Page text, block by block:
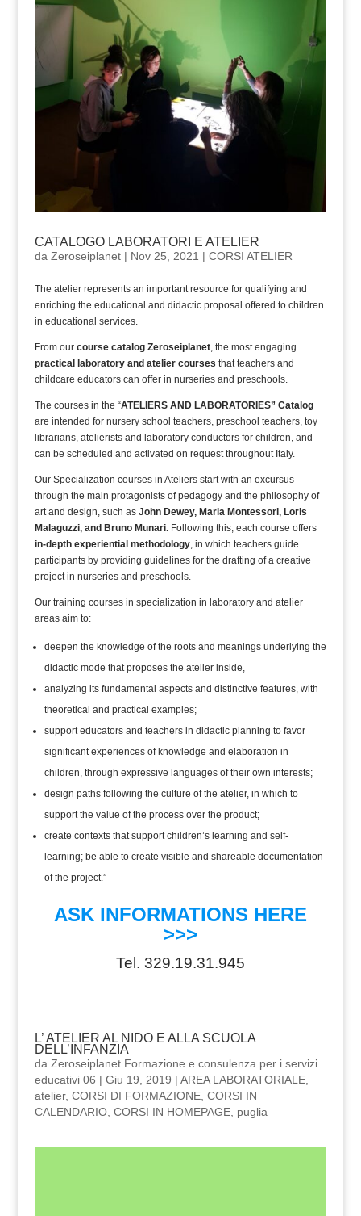
CATALOGO LABORATORI E ATELIER
da Zeroseiplanet| Nov 25, 2021 | CORSI ATELIER
The atelier represents an important resource for qualifying and
enriching the educational and didactic proposal offered to children
in educational services.
From ourcourse catalog Zeroseiplanet, the most engaging
practical laboratory and atelier courses that teachers and
childcare educators can offer in nurseries and preschools.
The courses in the “ATELIERS AND LABORATORIES” Catalog
are intended for nursery school teachers, preschool teachers, toy
librarians, atelierists and laboratory conductors for children, and
can be scheduled and activated on request throughout Italy.
Our Specialization courses in Ateliers start with an excursus
through the main protagonists of pedagogy and the philosophy of
art and design, such as John Dewey, Maria Montessori, Loris
Malaguzzi, and Bruno Munari.Following this, each course offers
in-depth experiential methodology, in which teachers guide
participants by providing guidelines for the drafting of a creative
project in nurseries and preschools.
Our training courses in specialization in laboratory and atelier
areas aim to:
deepen the knowledge of the roots and meanings underlying the
didactic mode that proposes the atelier inside,
analyzing its fundamental aspects and distinctive features, with
theoretical and practical examples;
support educators and teachers in didactic planning to favor
significant experiences of knowledge and elaboration in
children, through expressive languages of their own interests;
design paths following the culture of the atelier, in which to
support the value of the process over the product;
create contexts that support children’s learning and self-
learning; be able to create visible and shareable documentation
of the project.”
ASK INFORMATIONS HERE
>>>
Tel. 329.19.31.945
L’ ATELIER AL NIDO E ALLA SCUOLA
DELL’INFANZIA
da Zeroseiplanet Formazione e consulenza per i servizi
educativi 06 | Giu 19, 2019 | AREA LABORATORIALE,
atelier, CORSI DI FORMAZIONE, CORSI IN
CALENDARIO, CORSI IN HOMEPAGE, puglia